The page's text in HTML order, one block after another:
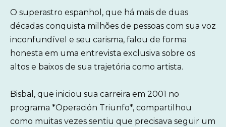
O superastro espanhol, que há mais de duas
décadas conquista milhões de pessoas com sua voz
inconfundível e seu carisma, falou de forma
honesta em uma entrevista exclusiva sobre os
altos e baixos de sua trajetória como artista.
Bisbal, que iniciou sua carreira em 2001 no
programa *Operación Triunfo*, compartilhou
como muitas vezes sentiu que precisava seguir um